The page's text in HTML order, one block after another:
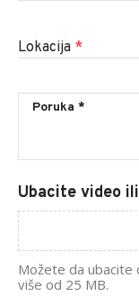
Lokacija *
Ubacite video
Možete da ubacite
više od 25 MB.